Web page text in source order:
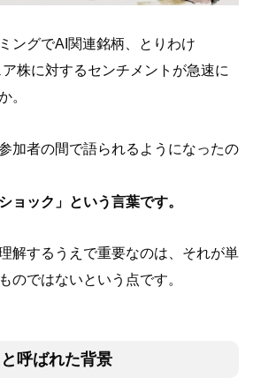
ングでAI関連銘柄、とりわけ
株に対するセンチメントが急速に
。
加者の間で語られるようになったの
ョック」という言葉です。
解するうえで重要なのは、それが単
のではないという点です。
と呼ばれた背景